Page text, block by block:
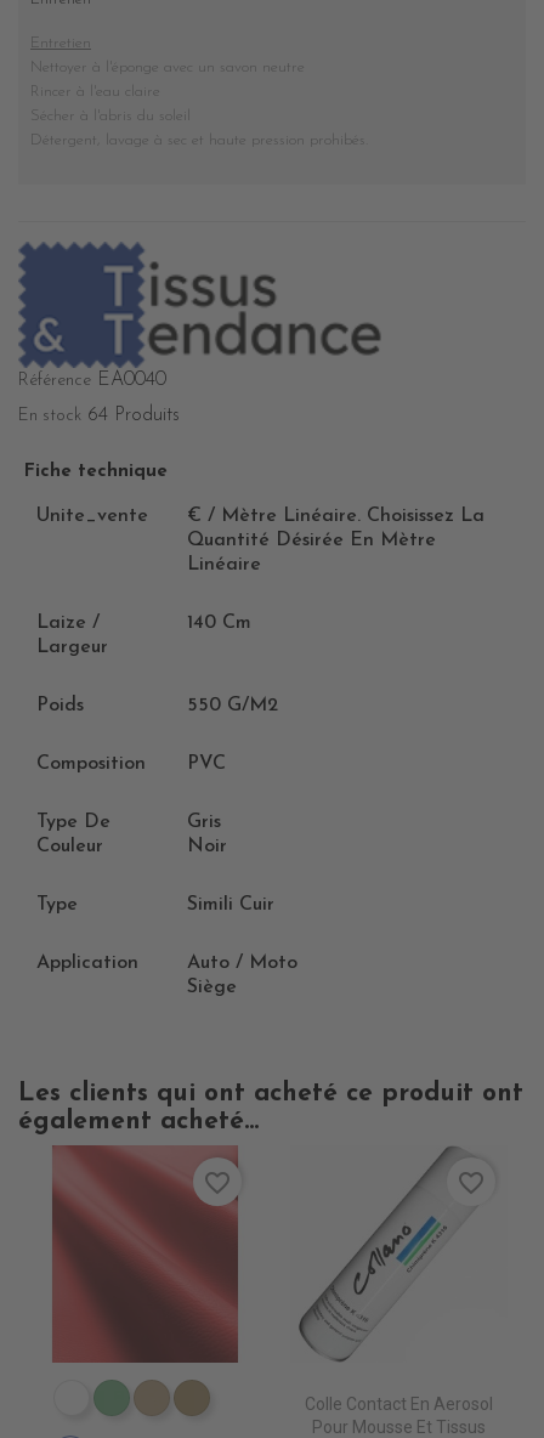
Entretien
Nettoyer à l'éponge avec un savon neutre
Rincer à l'eau claire
Sécher à l'abris du soleil
Détergent, lavage à sec et haute pression prohibés
Référence EA0040
En stock 64 Produits
Fiche technique
Unite_vente
€ / Mètre Linéaire. Choisissez La
Quantité Désirée En Mètre
Linéaire
Laize /
Largeur
140 Cm
Poids 550 G/m2
Composition PVC
Type De
Couleur
Gris
Noir
Type Simili Cuir
Application
Auto / Moto
Siège
Les clients qui ont acheté ce produit ont
également acheté...
EN3000 NEIGE
EN3010 TURQUOISE
EN3020 FICELLE
EN3030 LIN
favorite_border
Colle Contact En Aerosol
Pour Mousse Et Tissus
favorite_border